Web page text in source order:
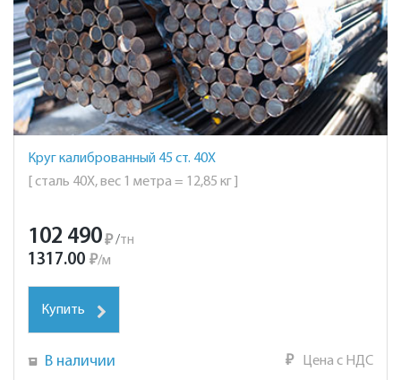
Круг калиброванный 45 ст. 40Х
[ сталь 40Х, вес 1 метра = 12,85 кг ]
102 490₽ /тн
1317.00 ₽/м
Купить
В наличии ₽ Цена с НДС